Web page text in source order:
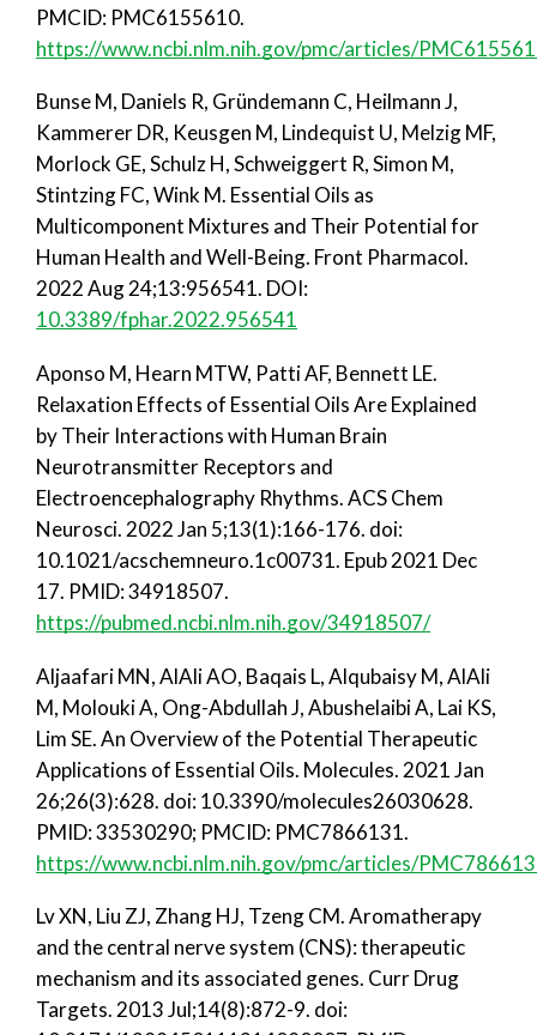
PMCID: PMC6155610.
https://www.ncbi.nlm.nih.gov/pmc/articles/
Bunse M, Daniels R, Gründemann C, Heilmann J,
Kammerer DR, Keusgen M, Lindequist U, Melzig MF,
Morlock GE, Schulz H, Schweiggert R, Simon M,
Stintzing FC, Wink M. Essential Oils as
Multicomponent Mixtures and Their Potential for
Human Health and Well-Being. Front Pharmacol.
2022 Aug 24;13:956541. DOI:
10.3389/fphar.2022.956541
Aponso M, Hearn MTW, Patti AF, Bennett LE.
Relaxation Effects of Essential Oils Are Explained
by Their Interactions with Human Brain
Neurotransmitter Receptors and
Electroencephalography Rhythms. ACS Chem
Neurosci. 2022 Jan 5;13(1):166-176. doi:
10.1021/acschemneuro.1c00731. Epub 2021 Dec
17. PMID: 34918507.
https://pubmed.ncbi.nlm.nih.gov/34918507/
Aljaafari MN, AlAli AO, Baqais L, Alqubaisy M, AlAli
M, Molouki A, Ong-Abdullah J, Abushelaibi A, Lai KS,
Lim SE. An Overview of the Potential Therapeutic
Applications of Essential Oils. Molecules. 2021 Jan
26;26(3):628. doi: 10.3390/molecules26030628.
PMID: 33530290; PMCID: PMC7866131.
https://www.ncbi.nlm.nih.gov/pmc/articles/
Lv XN, Liu ZJ, Zhang HJ, Tzeng CM. Aromatherapy
and the central nerve system (CNS): therapeutic
mechanism and its associated genes. Curr Drug
Targets. 2013 Jul;14(8):872-9. doi: